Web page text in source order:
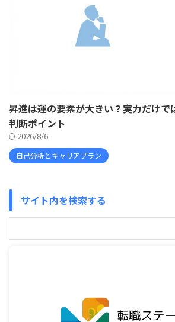
昇進は運の要素が大きい？実力だけで
判断ポイント
2026/8/6
自己分析とキャリアプラン
サイト内を検索する